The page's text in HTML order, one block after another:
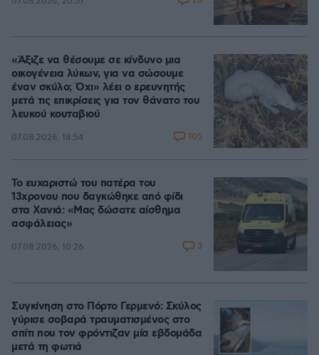
«Άξιζε να θέσουμε σε κίνδυνο μια
οικογένεια λύκων, για να σώσουμε
έναν σκύλο; Όχι» λέει ο ερευνητής
μετά τις επικρίσεις για τον θάνατο του
λευκού κουταβιού
07.08.2026, 18:54 105
Το ευχαριστώ του πατέρα του
13χρονου που δαγκώθηκε από φίδι
στα Χανιά: «Μας δώσατε αίσθημα
ασφάλειας»
07.08.2026, 10:26 3
Συγκίνηση στο Πόρτο Γερμενό: Σκύλος
γύρισε σοβαρά τραυματισμένος στο
σπίτι που τον φρόντιζαν μία εβδομάδα
μετά τη φωτιά